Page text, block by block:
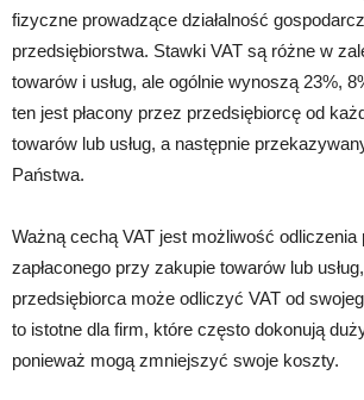
fizyczne prowadzące działalność
przedsiębiorstwa. Stawki VAT są różne w
towarów i usług, ale ogólnie wynoszą 23%,
ten jest płacony przez przedsiębiorcę od
towarów lub usług, a następnie
Państwa.
Ważną cechą VAT jest możliwość odliczenia
zapłaconego przy zakupie towarów lub
przedsiębiorca może odliczyć VAT od
to istotne dla firm, które często dokonują
ponieważ mogą zmniejszyć swoje koszty.